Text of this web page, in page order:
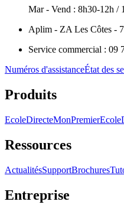
Mar - Vend : 8h30-12h /
Aplim - ZA Les Côtes -
Service commercial : 09
Numéros d'assistanceÉtat des
Produits
EcoleDirecte
Ressources
ActualitésSupportBrochures
Entreprise